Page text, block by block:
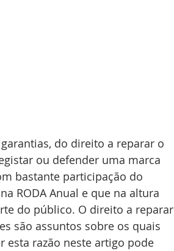
do direito a reparar o
ou defender uma marca
bastante participação do
RODA Anual e que na altura
do público. O direito a reparar
são assuntos sobre os quais
esta razão neste artigo pode